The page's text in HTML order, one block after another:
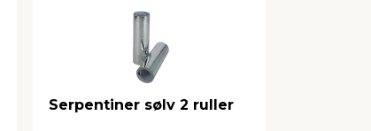
Serpentiner sølv 2 ruller